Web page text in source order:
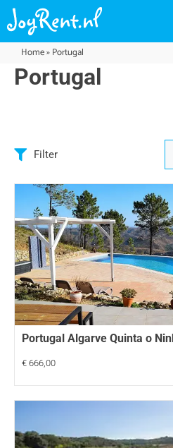
Home»Portugal
Portugal
Filter
Portugal Algarve Quinta o
€ 666,00